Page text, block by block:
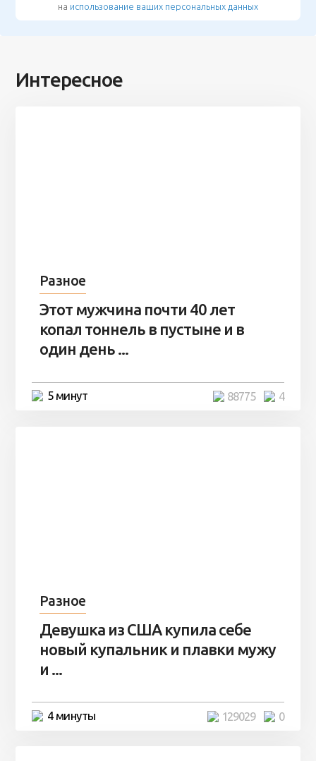
на использование ваших персональных данных
Интересное
Разное
Этот мужчина почти 40 лет
копал тоннель в пустыне и в
один день ...
5 минут 4
88775
Разное
Девушка из США купила себе
новый купальник и плавки мужу
и ...
4 минуты 0
129029